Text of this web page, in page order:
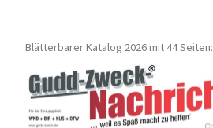
Blätterbarer Katalog 2026 mit 44 Seiten: